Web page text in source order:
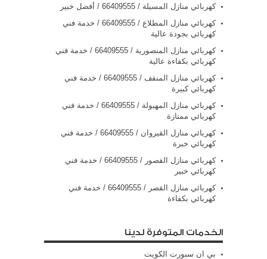
كهربائي منازل المسيلة / 66409555 / أفضل خبير
كهربائي منازل المطلاع / 66409555 / خدمة فني
كهربائي بجودة عالية
كهربائي منازل المنصورية / 66409555 / خدمة فني
كهربائي بكفاءة عالية
كهربائي منازل المنقف / 66409555 / خدمة فني
كهربائي كبيرة
كهربائي منازل المهبولة / 66409555 / خدمة فني
كهربائي ممتازة
كهربائي منازل القيروان / 66409555 / خدمة فني
كهربائي خبرة
كهربائي منازل القصور / 66409555 / خدمة فني
كهربائي خبير
كهربائي منازل القصر / 66409555 / خدمة فني
كهربائي بكفاءة
الخدمات المتوفرة لدينا
بي ان سبورت الكويت